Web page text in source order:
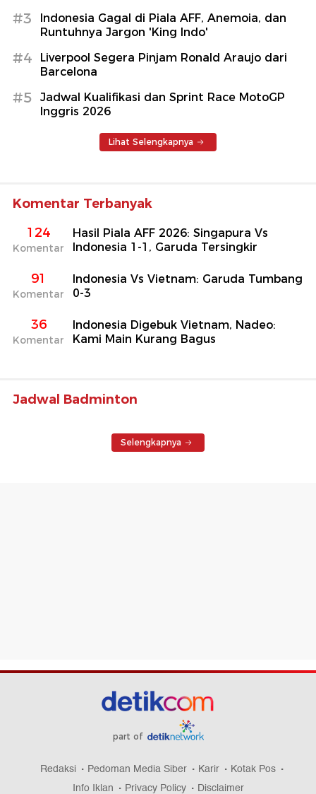
#3
Indonesia Gagal di Piala AFF, Anemoia, dan
Runtuhnya Jargon 'King Indo'
#4
Liverpool Segera Pinjam Ronald Araujo dari
Barcelona
#5
Jadwal Kualifikasi dan Sprint Race MotoGP
Inggris 2026
Lihat Selengkapnya
Komentar Terbanyak
124
Komentar
Hasil Piala AFF 2026: Singapura Vs
Indonesia 1-1, Garuda Tersingkir
91
Komentar
Indonesia Vs Vietnam: Garuda Tumbang
0-3
36
Komentar
Indonesia Digebuk Vietnam, Nadeo:
Kami Main Kurang Bagus
Jadwal Badminton
Selengkapnya
part of
Redaksi Pedoman Media Siber Karir
Kotak Pos
Info Iklan
Privacy Policy Disclaimer